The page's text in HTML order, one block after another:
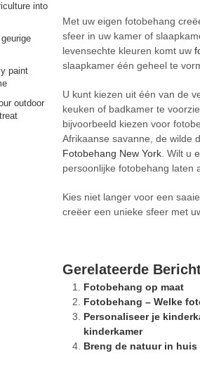
into
paint
outdoor
Met uw eigen fotobehang
sfeer in uw kamer of
levensechte kleuren komt uw
slaapkamer één geheel te
U kunt kiezen uit één van de
keuken of badkamer te
bijvoorbeeld kiezen voor
Afrikaanse savanne, de wilde
Fotobehang New York . Wilt u
persoonlijke fotobehang laten
Kies niet langer voor een
creëer een unieke sfeer met
Gerelateerde
Fotobehang op maat
Fotobehang – Welke
Personaliseer je
kinderkamer
Breng de natuur in